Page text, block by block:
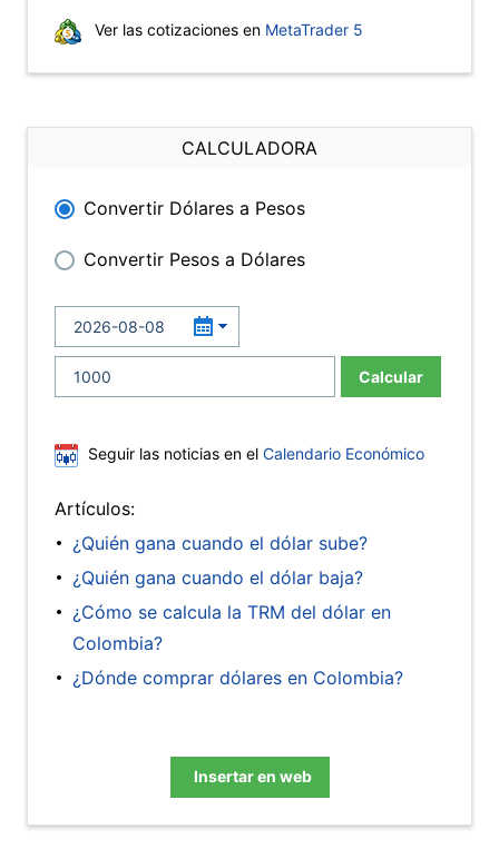
Ver las cotizaciones en MetaTrader 5
CALCULADORA
Convertir Dólares a Pesos
Convertir Pesos a Dólares
Calcular
Seguir las noticias en el Calendario Económico
Artículos:
¿Quién gana cuando el dólar sube?
¿Quién gana cuando el dólar baja?
¿Cómo se calcula la TRM del dólar en
Colombia?
¿Dónde comprar dólares en Colombia?
Insertar en web